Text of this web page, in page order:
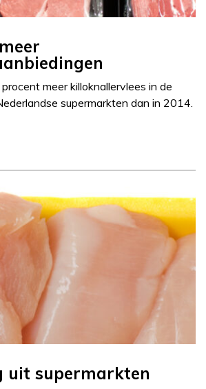
meer killoknallervlees in de
supermarkten dan in 2014.
uit supermarkten